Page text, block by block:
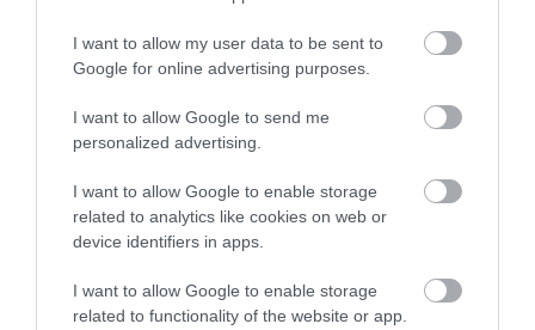
I want to allow my user data to be sent to
Google for online advertising purposes.
I want to allow Google to send me
personalized advertising.
I want to allow Google to enable storage
related to analytics like cookies on web or
device identifiers in apps.
I want to allow Google to enable storage
related to functionality of the website or app.